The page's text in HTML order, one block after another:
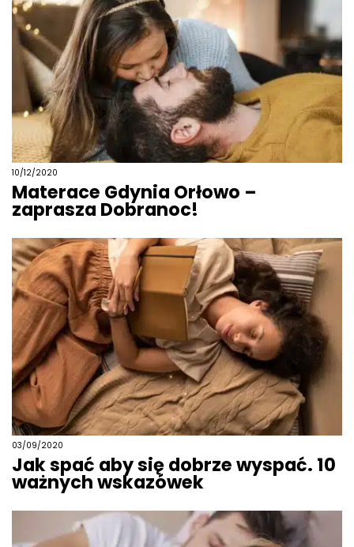
10/12/2020
Materace Gdynia Orłowo –
zaprasza Dobranoc!
03/09/2020
Jak spać aby się dobrze wyspać. 10
ważnych wskazówek